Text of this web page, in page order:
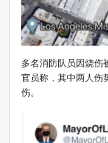
多名消防队员因烧伤
官员称，其中两人伤
伤。